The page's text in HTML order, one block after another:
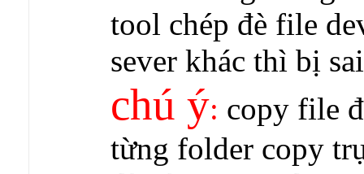
tool chép đè file
sever khác thì bị
chú ý: copy file
từng folder copy